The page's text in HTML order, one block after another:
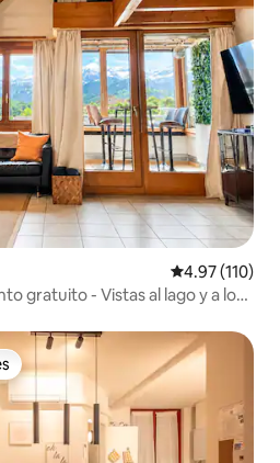
Calificación
4.97 (110)
gratuito - Vistas al lago y a los